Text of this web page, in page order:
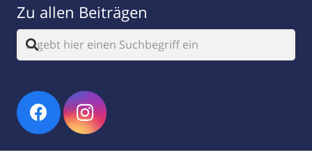
Zu allen Beiträgen